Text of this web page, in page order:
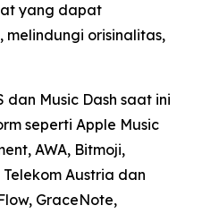
yang dapat
orisinalitas,
Music Dash saat ini
seperti Apple Music
AWA, Bitmoji,
Austria dan
GraceNote,